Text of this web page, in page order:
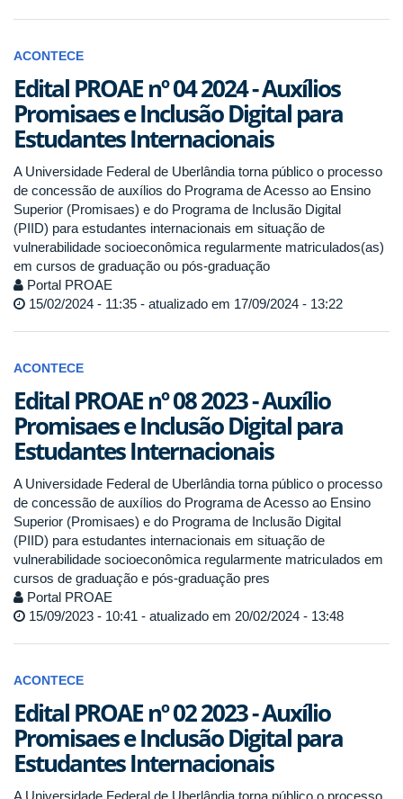
ACONTECE
Edital PROAE nº 04 2024 - Auxílios
Promisaes e Inclusão Digital para
Estudantes Internacionais
A Universidade Federal de Uberlândia torna público o processo
de concessão de auxílios do Programa de Acesso ao Ensino
Superior (Promisaes) e do Programa de Inclusão Digital
(PIID) para estudantes internacionais em situação de
vulnerabilidade socioeconômica regularmente matriculados(as)
em cursos de graduação ou pós-graduação
Portal PROAE
15/02/2024 - 11:35 - atualizado em 17/09/2024 - 13:22
ACONTECE
Edital PROAE nº 08 2023 - Auxílio
Promisaes e Inclusão Digital para
Estudantes Internacionais
A Universidade Federal de Uberlândia torna público o processo
de concessão de auxílios do Programa de Acesso ao Ensino
Superior (Promisaes) e do Programa de Inclusão Digital
(PIID) para estudantes internacionais em situação de
vulnerabilidade socioeconômica regularmente matriculados em
cursos de graduação e pós-graduação pres
Portal PROAE
15/09/2023 - 10:41 - atualizado em 20/02/2024 - 13:48
ACONTECE
Edital PROAE nº 02 2023 - Auxílio
Promisaes e Inclusão Digital para
Estudantes Internacionais
A Universidade Federal de Uberlândia torna público o processo